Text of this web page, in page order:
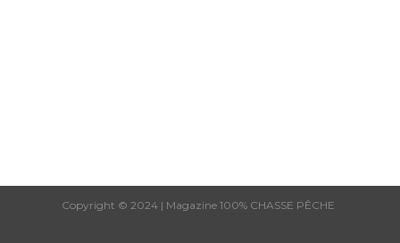
Copyright © 2024 | Magazine 100% CHASSE PÊCHE